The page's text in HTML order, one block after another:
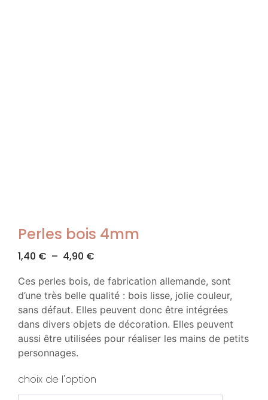
Perles bois 4mm
1,40 € – 4,90 €
Ces perles bois, de fabrication allemande, sont
d’une très belle qualité : bois lisse, jolie couleur,
sans défaut. Elles peuvent donc être intégrées
dans divers objets de décoration. Elles peuvent
aussi être utilisées pour réaliser les mains de petits
personnages.
choix de l'option